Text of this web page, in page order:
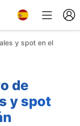
y spot en el
de
y spot